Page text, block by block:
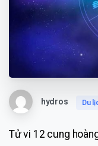
hydros Du
Tử vi 12 cung